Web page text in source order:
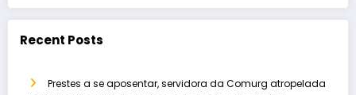
Recent Posts
Prestes a se aposentar, servidora da Comurg atropelada